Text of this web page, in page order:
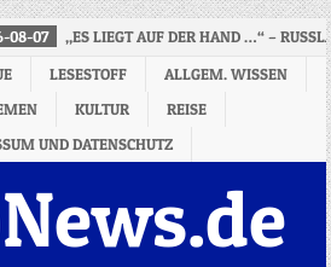
08-07
„ES LIEGT AUF DER HAND …“ –
LESESTOFF
ALLGEM. WISSEN
KULTUR
REISE
UND DATENSCHUTZ